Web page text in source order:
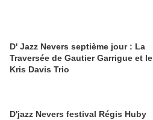
D' Jazz Nevers septième jour : La
Traversée de Gautier Garrigue et le
Kris Davis Trio
D'jazz Nevers festival Régis Huby